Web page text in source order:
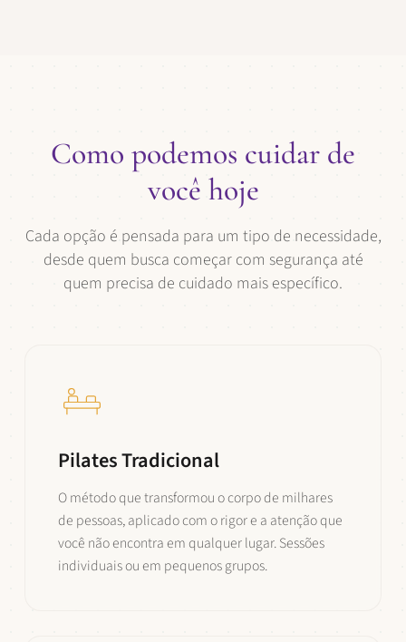
Como podemos cuidar de
você hoje
Cada opção é pensada para um tipo de necessidade,
desde quem busca começar com segurança até
quem precisa de cuidado mais específico.
Pilates Tradicional
O método que transformou o corpo de milhares
de pessoas, aplicado com o rigor e a atenção que
você não encontra em qualquer lugar. Sessões
individuais ou em pequenos grupos.